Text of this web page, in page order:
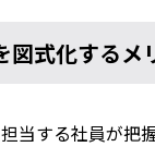
図式化するメ
当する社員が把